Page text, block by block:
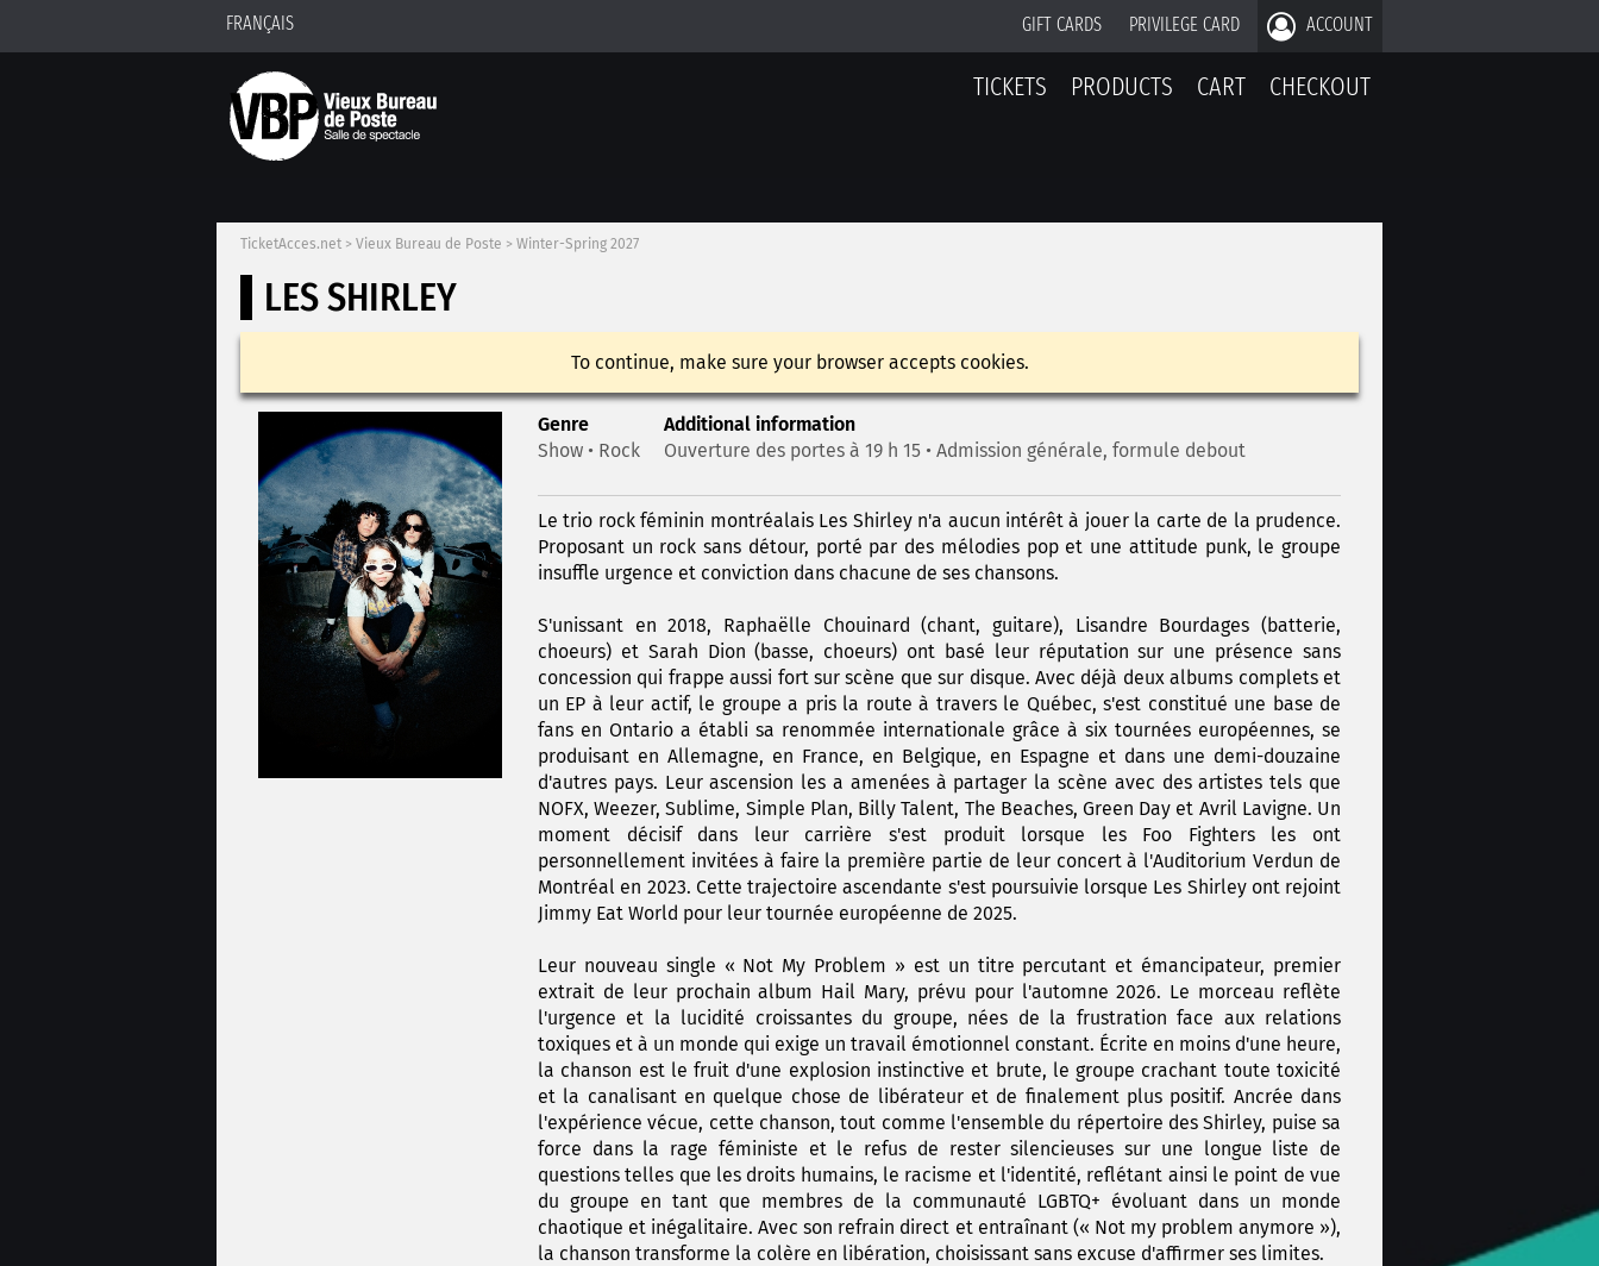
FRANÇAIS GIFT CARDS PRIVILEGE CARD ACCOUNT
TICKETS PRODUCTS CART CHECKOUT
TicketAcces.net > Vieux Bureau de Poste > Winter-Spring 2027
LES SHIRLEY
To continue, make sure your browser accepts cookies.
Genre
Show • Rock
Additional information
Ouverture des portes à 19 h 15 • Admission générale, formule debout
Le trio rock féminin montréalais Les Shirley n'a aucun intérêt à jouer la carte de la prudence.
Proposant un rock sans détour, porté par des mélodies pop et une attitude punk, le groupe
insuffle urgence et conviction dans chacune de ses chansons.
S'unissant en 2018, Raphaëlle Chouinard (chant, guitare), Lisandre Bourdages (batterie,
choeurs) et Sarah Dion (basse, choeurs) ont basé leur réputation sur une présence sans
concession qui frappe aussi fort sur scène que sur disque. Avec déjà deux albums complets et
un EP à leur actif, le groupe a pris la route à travers le Québec, s'est constitué une base de
fans en Ontario a établi sa renommée internationale grâce à six tournées européennes, se
produisant en Allemagne, en France, en Belgique, en Espagne et dans une demi-douzaine
d'autres pays. Leur ascension les a amenées à partager la scène avec des artistes tels que
NOFX, Weezer, Sublime, Simple Plan, Billy Talent, The Beaches, Green Day et Avril Lavigne. Un
moment décisif dans leur carrière s'est produit lorsque les Foo Fighters les ont
personnellement invitées à faire la première partie de leur concert à l'Auditorium Verdun de
Montréal en 2023. Cette trajectoire ascendante s'est poursuivie lorsque Les Shirley ont rejoint
Jimmy Eat World pour leur tournée européenne de 2025.
Leur nouveau single « Not My Problem » est un titre percutant et émancipateur, premier
extrait de leur prochain album Hail Mary, prévu pour l'automne 2026. Le morceau reflète
l'urgence et la lucidité croissantes du groupe, nées de la frustration face aux relations
toxiques et à un monde qui exige un travail émotionnel constant. Écrite en moins d'une heure,
la chanson est le fruit d'une explosion instinctive et brute, le groupe crachant toute toxicité
et la canalisant en quelque chose de libérateur et de finalement plus positif. Ancrée dans
l'expérience vécue, cette chanson, tout comme l'ensemble du répertoire des Shirley, puise sa
force dans la rage féministe et le refus de rester silencieuses sur une longue liste de
questions telles que les droits humains, le racisme et l'identité, reflétant ainsi le point de vue
du groupe en tant que membres de la communauté LGBTQ+ évoluant dans un monde
chaotique et inégalitaire. Avec son refrain direct et entraînant (« Not my problem anymore »),
la chanson transforme la colère en libération, choisissant sans excuse d'affirmer ses limites.